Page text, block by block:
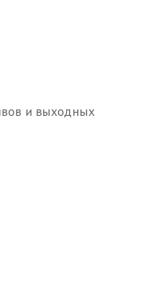
и выходных